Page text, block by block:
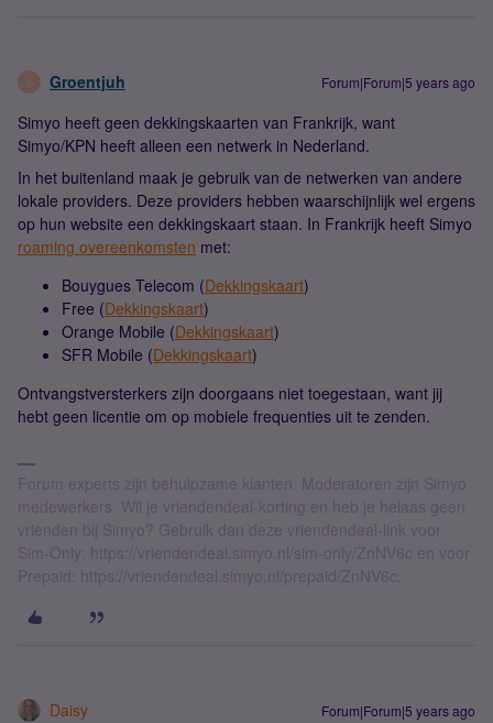
G Groentjuh Forum|Forum|5 years ago
Simyo heeft geen dekkingskaarten van Frankrijk, want
Simyo/KPN heeft alleen een netwerk in Nederland.
In het buitenland maak je gebruik van de netwerken van andere
lokale providers. Deze providers hebben waarschijnlijk wel ergens
op hun website een dekkingskaart staan. In Frankrijk heeft Simyo
roaming overeenkomsten met:
Bouygues Telecom (Dekkingskaart)
Free (Dekkingskaart)
Orange Mobile (Dekkingskaart)
SFR Mobile (Dekkingskaart)
Ontvangstversterkers zijn doorgaans niet toegestaan, want jij
hebt geen licentie om op mobiele frequenties uit te zenden.
Forum experts zijn behulpzame klanten. Moderatoren zijn Simyo
medewerkers. Wil je vriendendeal-korting en heb je helaas geen
vrienden bij Simyo? Gebruik dan deze vriendendeal-link voor
Sim-Only: https://vriendendeal.simyo.nl/sim-only/ZnNV6c en voor
Prepaid: https://vriendendeal.simyo.nl/prepaid/ZnNV6c.
Daisy Forum|Forum|5 years ago